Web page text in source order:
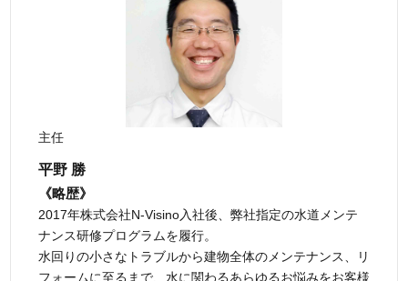
主任
平野 勝
《略歴》
2017年株式会社N-Visino入社後、弊社指定の水道メンテ
ナンス研修プログラムを履行。
水回りの小さなトラブルから建物全体のメンテナンス、リ
フォームに至るまで、水に関わるあらゆるお悩みをお客様